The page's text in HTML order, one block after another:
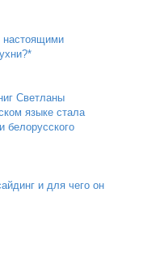
настоящими
Светланы
языке стала
белорусского
и для чего он